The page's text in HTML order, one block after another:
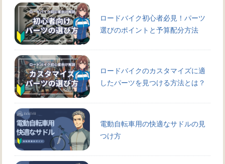
ロードバイク初心者必見！パーツ
選びのポイントと予算配分方法
ロードバイクのカスタマイズに適
したパーツを見つける方法とは？
電動自転車用の快適なサドルの見
つけ方